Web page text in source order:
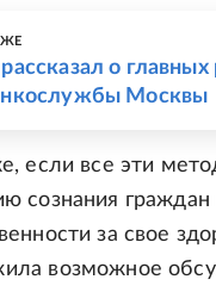
о главных
Москвы
если все эти
сознания
за свое
возможное